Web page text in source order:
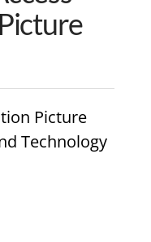
Picture
Technology